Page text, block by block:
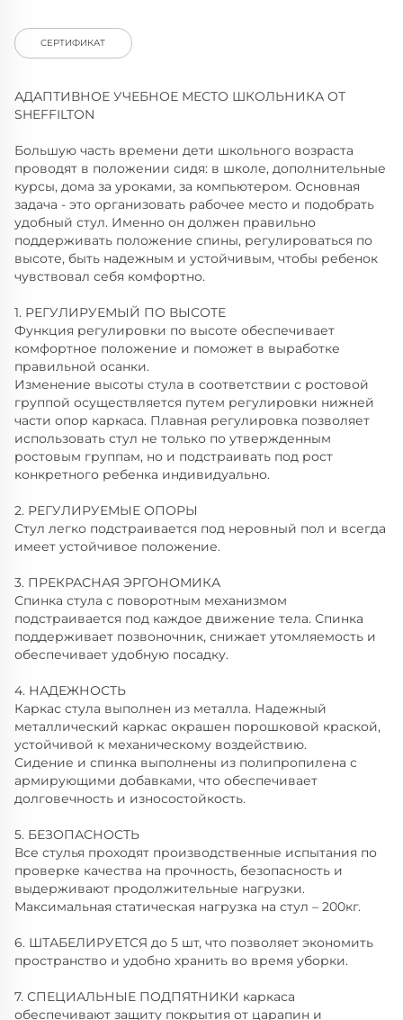
СЕРТИФИКАТ
АДАПТИВНОЕ УЧЕБНОЕ МЕСТО ШКОЛЬНИКА ОТ
SHEFFILTON
Большую часть времени дети школьного возраста
проводят в положении сидя: в школе, дополнительные
курсы, дома за уроками, за компьютером. Основная
задача - это организовать рабочее место и подобрать
удобный стул. Именно он должен правильно
поддерживать положение спины, регулироваться по
высоте, быть надежным и устойчивым, чтобы ребенок
чувствовал себя комфортно.
1. РЕГУЛИРУЕМЫЙ ПО ВЫСОТЕ
Функция регулировки по высоте обеспечивает
комфортное положение и поможет в выработке
правильной осанки.
Изменение высоты стула в соответствии с ростовой
группой осуществляется путем регулировки нижней
части опор каркаса. Плавная регулировка позволяет
использовать стул не только по утвержденным
ростовым группам, но и подстраивать под рост
конкретного ребенка индивидуально.
2. РЕГУЛИРУЕМЫЕ ОПОРЫ
Стул легко подстраивается под неровный пол и всегда
имеет устойчивое положение.
3. ПРЕКРАСНАЯ ЭРГОНОМИКА
Спинка стула с поворотным механизмом
подстраивается под каждое движение тела. Спинка
поддерживает позвоночник, снижает утомляемость и
обеспечивает удобную посадку.
4. НАДЕЖНОСТЬ
Каркас стула выполнен из металла. Надежный
металлический каркас окрашен порошковой краской,
устойчивой к механическому воздействию.
Сидение и спинка выполнены из полипропилена с
армирующими добавками, что обеспечивает
долговечность и износостойкость.
5. БЕЗОПАСНОСТЬ
Все стулья проходят производственные испытания по
проверке качества на прочность, безопасность и
выдерживают продолжительные нагрузки.
Максимальная статическая нагрузка на стул – 200кг.
6. ШТАБЕЛИРУЕТСЯ до 5 шт, что позволяет экономить
пространство и удобно хранить во время уборки.
7. СПЕЦИАЛЬНЫЕ ПОДПЯТНИКИ каркаса
обеспечивают защиту покрытия от царапин и